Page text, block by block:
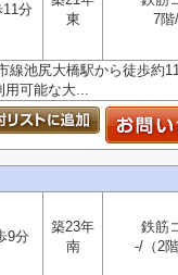
分
東
7階
線池尻大橋駅から徒歩約
用可能な大...
9分
築23年
南
鉄筋
-/（2